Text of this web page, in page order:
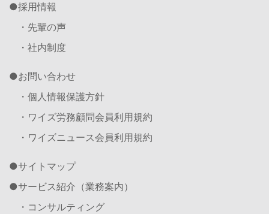
採用情報
・先輩の声
・社内制度
お問い合わせ
・個人情報保護方針
・ワイズ労務顧問会員利用規約
・ワイズニュース会員利用規約
サイトマップ
サービス紹介（業務案内）
・コンサルティング